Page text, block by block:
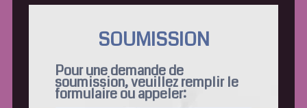
SOUMISSION
Pour une demande de
soumission, veuillez remplir le
formulaire ou appeler: